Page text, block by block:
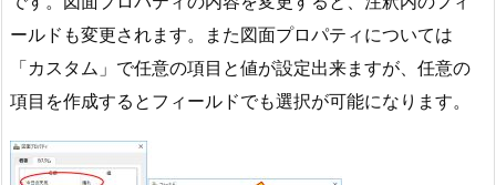
ールドも変更されます。また図面プロパティについては
「カスタム」で任意の項目と値が設定出来ますが、任意の
項目を作成するとフィールドでも選択が可能になります。